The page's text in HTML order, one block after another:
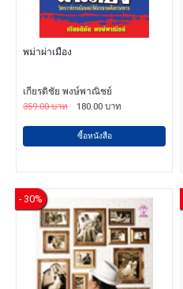
พม่าผ่าเมือง
เกียรติชัย พงษ์พาณิชย์
359.00 บาท
180.00 บาท
ซื้อหนังสือ
- 30%